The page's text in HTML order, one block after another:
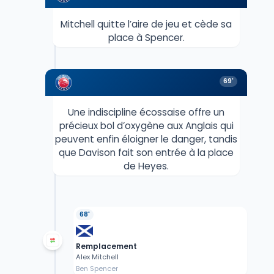
Mitchell quitte l’aire de jeu et cède sa
place à Spencer.
69'
Une indiscipline écossaise offre un
précieux bol d’oxygène aux Anglais qui
peuvent enfin éloigner le danger, tandis
que Davison fait son entrée à la place
de Heyes.
68'
Remplacement
Alex Mitchell
Ben Spencer